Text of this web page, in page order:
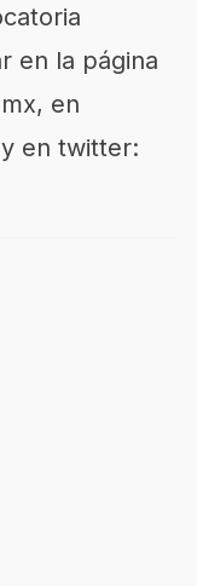
en la página
en
en twitter: